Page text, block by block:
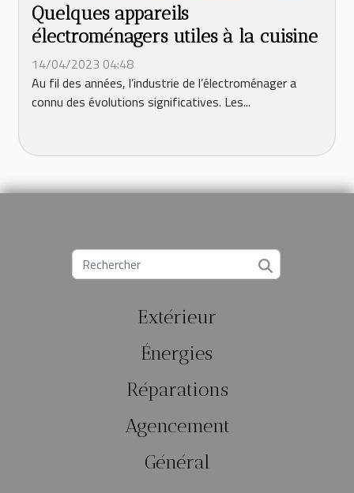
Quelques appareils
électroménagers utiles à la cuisine
14/04/2023 04:48
Au fil des années, l’industrie de l’électroménager a
connu des évolutions significatives. Les...
Extérieur
Énergies
Réparations
Agencement
Général